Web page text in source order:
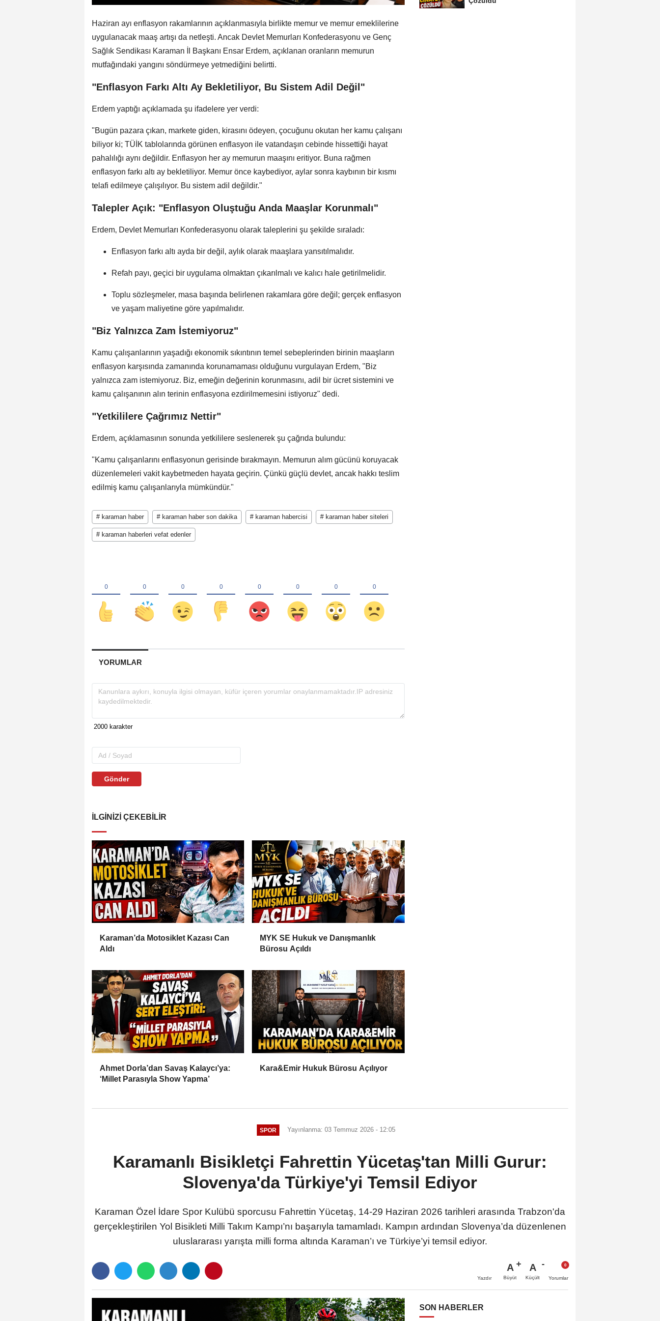
Haziran ayı enflasyon rakamlarının açıklanmasıyla birlikte memur ve memur emeklilerine
uygulanacak maaş artışı da netleşti. Ancak Devlet Memurları Konfederasyonu ve Genç
Sağlık Sendikası Karaman İl Başkanı Ensar Erdem, açıklanan oranların memurun
mutfağındaki yangını söndürmeye yetmediğini belirtti.
"Enflasyon Farkı Altı Ay Bekletiliyor, Bu Sistem Adil Değil"
Erdem yaptığı açıklamada şu ifadelere yer verdi:
"Bugün pazara çıkan, markete giden, kirasını ödeyen, çocuğunu okutan her kamu çalışanı
biliyor ki; TÜİK tablolarında görünen enflasyon ile vatandaşın cebinde hissettiği hayat
pahalılığı aynı değildir. Enflasyon her ay memurun maaşını eritiyor. Buna rağmen
enflasyon farkı altı ay bekletiliyor. Memur önce kaybediyor, aylar sonra kaybının bir kısmı
telafi edilmeye çalışılıyor. Bu sistem adil değildir."
Talepler Açık: "Enflasyon Oluştuğu Anda Maaşlar Korunmalı"
Erdem, Devlet Memurları Konfederasyonu olarak taleplerini şu şekilde sıraladı:
Enflasyon farkı altı ayda bir değil, aylık olarak maaşlara yansıtılmalıdır.
Refah payı, geçici bir uygulama olmaktan çıkarılmalı ve kalıcı hale getirilmelidir.
Toplu sözleşmeler, masa başında belirlenen rakamlara göre değil; gerçek enflasyon
ve yaşam maliyetine göre yapılmalıdır.
"Biz Yalnızca Zam İstemiyoruz"
Kamu çalışanlarının yaşadığı ekonomik sıkıntının temel sebeplerinden birinin maaşların
enflasyon karşısında zamanında korunamaması olduğunu vurgulayan Erdem, "Biz
yalnızca zam istemiyoruz. Biz, emeğin değerinin korunmasını, adil bir ücret sistemini ve
kamu çalışanının alın terinin enflasyona ezdirilmemesini istiyoruz" dedi.
"Yetkililere Çağrımız Nettir"
Erdem, açıklamasının sonunda yetkililere seslenerek şu çağrıda bulundu:
"Kamu çalışanlarını enflasyonun gerisinde bırakmayın. Memurun alım gücünü koruyacak
düzenlemeleri vakit kaybetmeden hayata geçirin. Çünkü güçlü devlet, ancak hakkı teslim
edilmiş kamu çalışanlarıyla mümkündür."
# karaman haber # karaman haber son dakika # karaman habercisi # karaman haber siteleri
# karaman haberleri vefat edenler
YORUMLAR
Gönder
İLGINIZI ÇEKEBILIR
Karaman’da Motosiklet Kazası Can
Aldı
MYK SE Hukuk ve Danışmanlık
Bürosu Açıldı
Ahmet Dorla’dan Savaş Kalaycı’ya:
‘Millet Parasıyla Show Yapma’
Kara&Emir Hukuk Bürosu Açılıyor
SPOR Yayınlanma: 03 Temmuz 2026 - 12:05
Karamanlı Bisikletçi Fahrettin Yücetaş'tan Milli Gurur:
Slovenya'da Türkiye'yi Temsil Ediyor
Karaman Özel İdare Spor Kulübü sporcusu Fahrettin Yücetaş, 14-29 Haziran 2026 tarihleri arasında Trabzon'da
gerçekleştirilen Yol Bisikleti Milli Takım Kampı’nı başarıyla tamamladı. Kampın ardından Slovenya’da düzenlenen
uluslararası yarışta milli forma altında Karaman’ı ve Türkiye’yi temsil ediyor.
Yazdır
A
Büyüt
A
Küçült Yorumlar
SON HABERLER